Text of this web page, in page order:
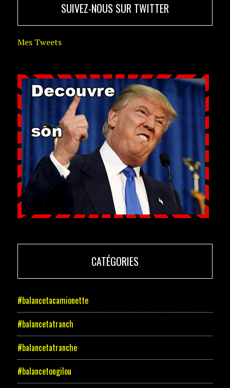
SUIVEZ-NOUS SUR TWITTER
Mes Tweets
CATÉGORIES
#balancetacamionette
#balancetatranch
#balancetatranche
#balancetongilou